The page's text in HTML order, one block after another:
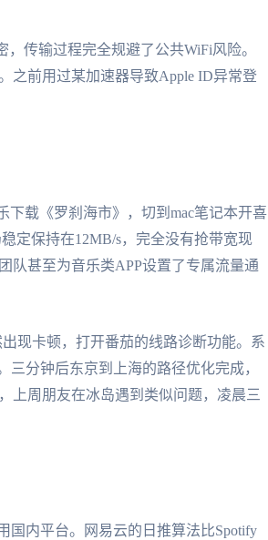
传输过程完全规避了公共WiFi风险。
之前用过某加速器导致Apple ID异常登
下载《罗刹海市》，切到mac笔记本开喜
定保持在12MB/s，完全没有抢带宽现
队甚至为音乐类APP设置了专属流量通
现卡顿，打开番茄的线路诊断功能。系
分钟后东京到上海的路径优化完成，
上周朋友在冰岛遇到类似问题，凌晨三
内平台。网易云的日推算法比Spotify